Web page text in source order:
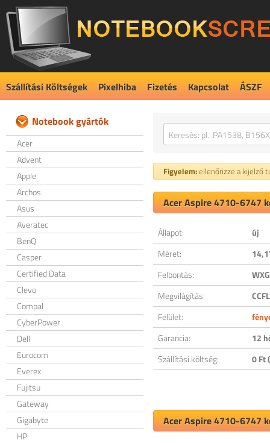
Szállítási Költségek Pixelhiba Fizetés Kapcsolat ÁSZF
Notebook gyártók
Acer
Advent
Apple
Archos
Asus
Averatec
BenQ
Casper
Certified Data
Clevo
Compal
CyberPower
Dell
Eurocom
Everex
Fujitsu
Gateway
Gigabyte
HP
Figyelem:ellenőrizze a kijelző
Acer Aspire 4710-6747
Állapot:
új
Méret:
Felbontás:
Megvilágítás:
CCFL
Felület:
Garancia:
12
Szállítási költség:
0 Ft
Acer Aspire 4710-6747